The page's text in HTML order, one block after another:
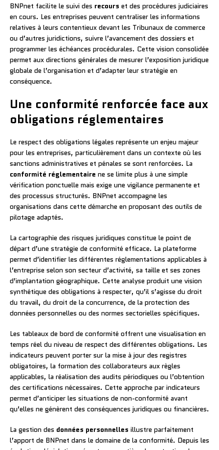
BNPnet facilite le suivi des recours et des procédures judiciaires
en cours. Les entreprises peuvent centraliser les informations
relatives à leurs contentieux devant les Tribunaux de commerce
ou d’autres juridictions, suivre l’avancement des dossiers et
programmer les échéances procédurales. Cette vision consolidée
permet aux directions générales de mesurer l’exposition juridique
globale de l’organisation et d’adapter leur stratégie en
conséquence.
Une conformité renforcée face aux
obligations réglementaires
Le respect des obligations légales représente un enjeu majeur
pour les entreprises, particulièrement dans un contexte où les
sanctions administratives et pénales se sont renforcées. La
conformité réglementaire ne se limite plus à une simple
vérification ponctuelle mais exige une vigilance permanente et
des processus structurés. BNPnet accompagne les
organisations dans cette démarche en proposant des outils de
pilotage adaptés.
La cartographie des risques juridiques constitue le point de
départ d’une stratégie de conformité efficace. La plateforme
permet d’identifier les différentes réglementations applicables à
l’entreprise selon son secteur d’activité, sa taille et ses zones
d’implantation géographique. Cette analyse produit une vision
synthétique des obligations à respecter, qu’il s’agisse du droit
du travail, du droit de la concurrence, de la protection des
données personnelles ou des normes sectorielles spécifiques.
Les tableaux de bord de conformité offrent une visualisation en
temps réel du niveau de respect des différentes obligations. Les
indicateurs peuvent porter sur la mise à jour des registres
obligatoires, la formation des collaborateurs aux règles
applicables, la réalisation des audits périodiques ou l’obtention
des certifications nécessaires. Cette approche par indicateurs
permet d’anticiper les situations de non-conformité avant
qu’elles ne génèrent des conséquences juridiques ou financières.
La gestion des données personnelles illustre parfaitement
l’apport de BNPnet dans le domaine de la conformité. Depuis les